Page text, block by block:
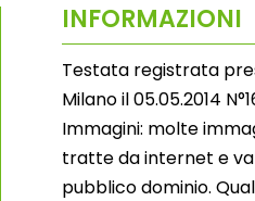
INFORMAZIONI
Testata registrata
Milano il 05.05.2014
Immagini: molte
tratte da internet e
pubblico dominio.